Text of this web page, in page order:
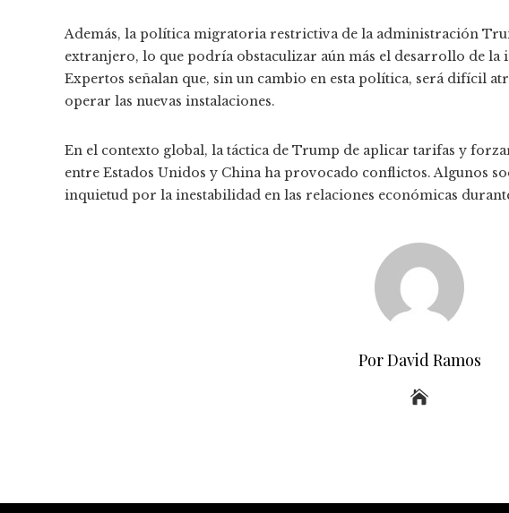
Además, la política migratoria restrictiva de la administración
extranjero, lo que podría obstaculizar aún más el desarrollo de la
Expertos señalan que, sin un cambio en esta política, será difícil
operar las nuevas instalaciones.​
En el contexto global, la táctica de Trump de aplicar tarifas y
entre Estados Unidos y China ha provocado conflictos. Algunos
inquietud por la inestabilidad en las relaciones económicas
Por David Ramos